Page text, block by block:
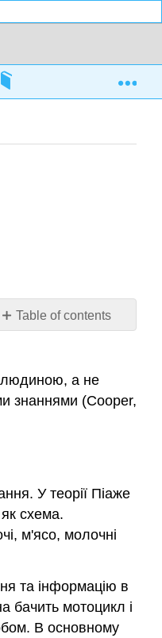
2: Філософія освіти
Table of contents
конструктивізму
Льва
Виготського
Конструктивізм
Відповідь
від
Автора
людиною, а не
знаннями (Cooper,
У теорії Піаже
схема.
м'ясо, молочні
та інформацію в
бачить мотоцикл і
В основному